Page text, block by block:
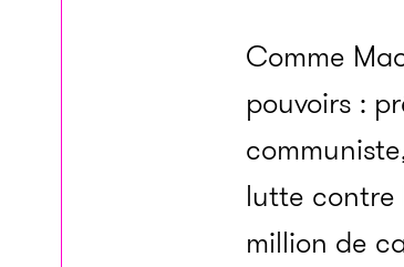
Comme
pouvoirs :
lutte contre
million de